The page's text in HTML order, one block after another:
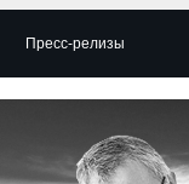
Пресс-релизы